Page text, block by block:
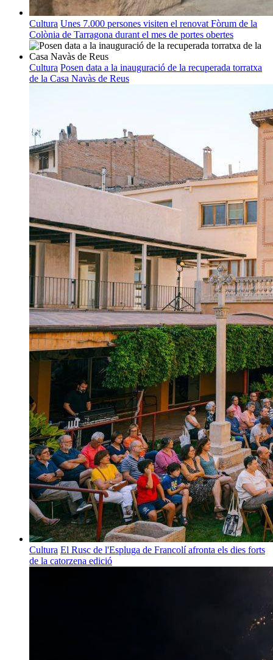
Cultura Unes 7.000 persones visiten el renovat Fòrum de la
Colònia de Tarragona durant el mes de portes obertes
Cultura Posen data a la inauguració de la recuperada torratxa
de la Casa Navàs de Reus
Cultura El Rusc de l'Espluga de Francolí afronta els dies forts
de la catorzena edició